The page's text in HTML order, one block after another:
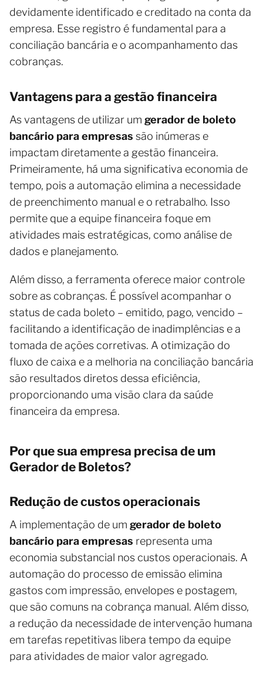
devidamente identificado e creditado na conta da
empresa. Esse registro é fundamental para a
conciliação bancária e o acompanhamento das
cobranças.
Vantagens para a gestão financeira
As vantagens de utilizar um gerador de boleto
bancário para empresas são inúmeras e
impactam diretamente a gestão financeira.
Primeiramente, há uma significativa economia de
tempo, pois a automação elimina a necessidade
de preenchimento manual e o retrabalho. Isso
permite que a equipe financeira foque em
atividades mais estratégicas, como análise de
dados e planejamento.
Além disso, a ferramenta oferece maior controle
sobre as cobranças. É possível acompanhar o
status de cada boleto – emitido, pago, vencido –
facilitando a identificação de inadimplências e a
tomada de ações corretivas. A otimização do
fluxo de caixa e a melhoria na conciliação bancária
são resultados diretos dessa eficiência,
proporcionando uma visão clara da saúde
financeira da empresa.
Por que sua empresa precisa de um
Gerador de Boletos?
Redução de custos operacionais
A implementação de um gerador de boleto
bancário para empresas representa uma
economia substancial nos custos operacionais. A
automação do processo de emissão elimina
gastos com impressão, envelopes e postagem,
que são comuns na cobrança manual. Além disso,
a redução da necessidade de intervenção humana
em tarefas repetitivas libera tempo da equipe
para atividades de maior valor agregado.